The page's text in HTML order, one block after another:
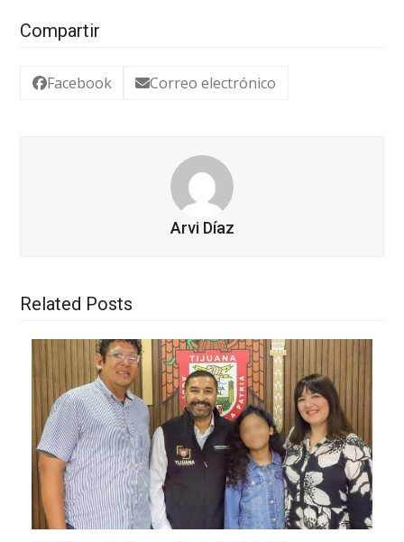
Compartir
Facebook Correo electrónico
Arvi Díaz
Related Posts